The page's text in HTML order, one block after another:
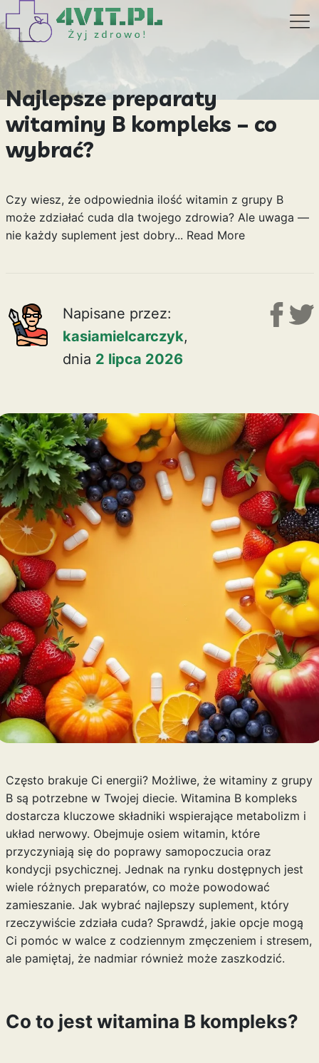
Najlepsze preparaty
witaminy B kompleks – co
wybrać?
Czy wiesz, że odpowiednia ilość witamin z grupy B
może zdziałać cuda dla twojego zdrowia? Ale uwaga —
nie każdy suplement jest dobry... Read More
Napisane przez:
kasiamielcarczyk,
dnia 2 lipca 2026
Często brakuje Ci energii? Możliwe, że witaminy z grupy
B są potrzebne w Twojej diecie. Witamina B kompleks
dostarcza kluczowe składniki wspierające metabolizm i
układ nerwowy. Obejmuje osiem witamin, które
przyczyniają się do poprawy samopoczucia oraz
kondycji psychicznej. Jednak na rynku dostępnych jest
wiele różnych preparatów, co może powodować
zamieszanie. Jak wybrać najlepszy suplement, który
rzeczywiście zdziała cuda? Sprawdź, jakie opcje mogą
Ci pomóc w walce z codziennym zmęczeniem i stresem,
ale pamiętaj, że nadmiar również może zaszkodzić.
Co to jest witamina B kompleks?